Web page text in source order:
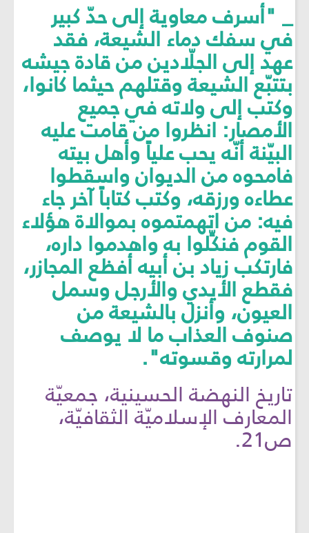
_ "أسرف معاوية إلى حدّ كبير
في سفك دماء الشيعة، فقد
عهد إلى الجلّادين من قادة جيشه
بتتبّع الشيعة وقتلهم حيثما كانوا،
وكتب إلى ولاته في جميع
الأمصار: انظروا من قامت عليه
البيّنة أنّه يحب علياً وأهل بيته
فامحوه من الديوان واسقطوا
عطاءه ورزقه، وكتب كتاباً آخر جاء
فيه: من اتهمتموه بموالاة هؤلاء
القوم فنكِّلوا به واهدموا داره،
فارتكب زياد بن أبيه أفظع المجازر،
فقطع الأيدي والأرجل وسمل
العيون، وأنزل بالشيعة من
صنوف العذاب ما لا يوصف
لمرارته وقسوته".
تاريخ النهضة الحسينية، جمعيّة
المعارف الإسلاميّة الثقافيّة،
ص21.